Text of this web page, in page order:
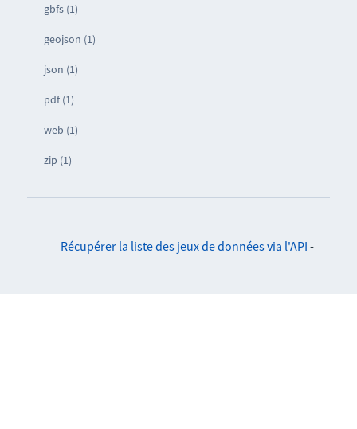
gbfs (1)
geojson (1)
json (1)
pdf (1)
web (1)
zip (1)
Récupérer la liste des jeux de données via l'API -